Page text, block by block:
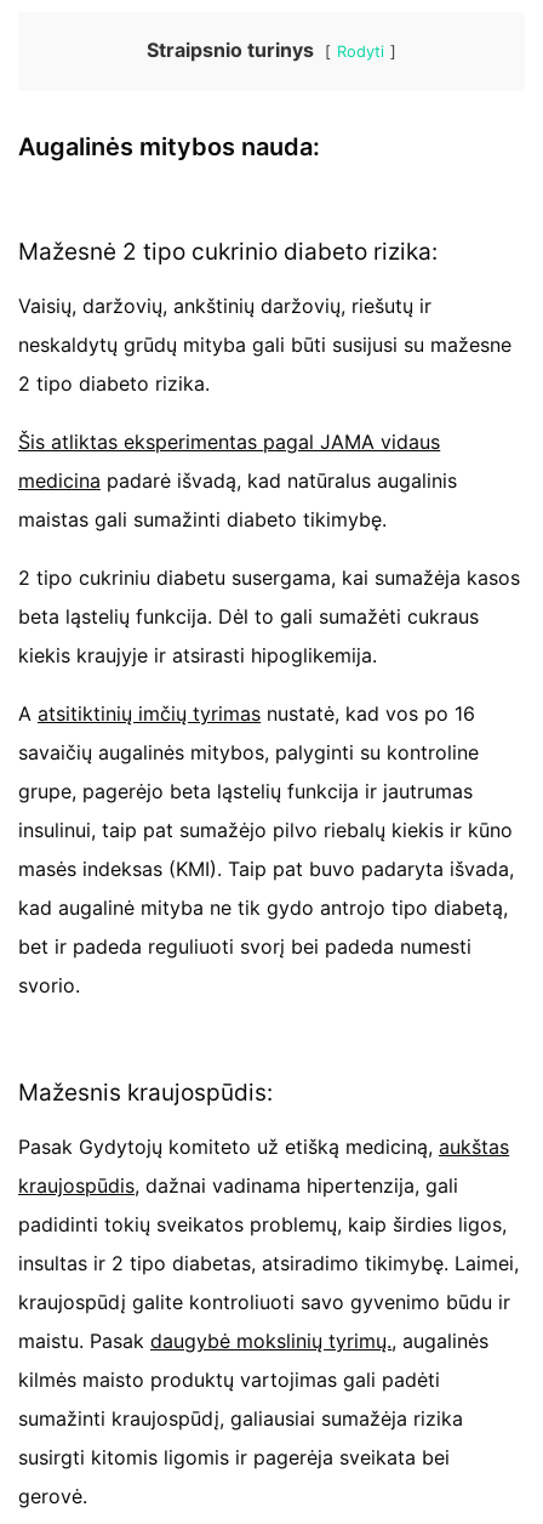
Straipsnio turinys Rodyti
Augalinės mitybos nauda:
Mažesnė 2 tipo cukrinio diabeto rizika:
Vaisių, daržovių, ankštinių daržovių, riešutų ir
neskaldytų grūdų mityba gali būti susijusi su mažesne
2 tipo diabeto rizika.
Šis atliktas eksperimentas pagal JAMA vidaus
medicina padarė išvadą, kad natūralus augalinis
maistas gali sumažinti diabeto tikimybę.
2 tipo cukriniu diabetu susergama, kai sumažėja kasos
beta ląstelių funkcija. Dėl to gali sumažėti cukraus
kiekis kraujyje ir atsirasti hipoglikemija.
Aatsitiktinių imčių tyrimas nustatė, kad vos po 16
savaičių augalinės mitybos, palyginti su kontroline
grupe, pagerėjo beta ląstelių funkcija ir jautrumas
insulinui, taip pat sumažėjo pilvo riebalų kiekis ir kūno
masės indeksas (KMI). Taip pat buvo padaryta išvada,
kad augalinė mityba ne tik gydo antrojo tipo diabetą,
bet ir padeda reguliuoti svorį bei padeda numesti
svorio.
Mažesnis kraujospūdis:
Pasak Gydytojų komiteto už etišką mediciną,aukštas
kraujospūdis, dažnai vadinama hipertenzija, gali
padidinti tokių sveikatos problemų, kaip širdies ligos,
insultas ir 2 tipo diabetas, atsiradimo tikimybę. Laimei,
kraujospūdį galite kontroliuoti savo gyvenimo būdu ir
maistu. Pasakdaugybė mokslinių tyrimų., augalinės
kilmės maisto produktų vartojimas gali padėti
sumažinti kraujospūdį, galiausiai sumažėja rizika
susirgti kitomis ligomis ir pagerėja sveikata bei
gerovė.